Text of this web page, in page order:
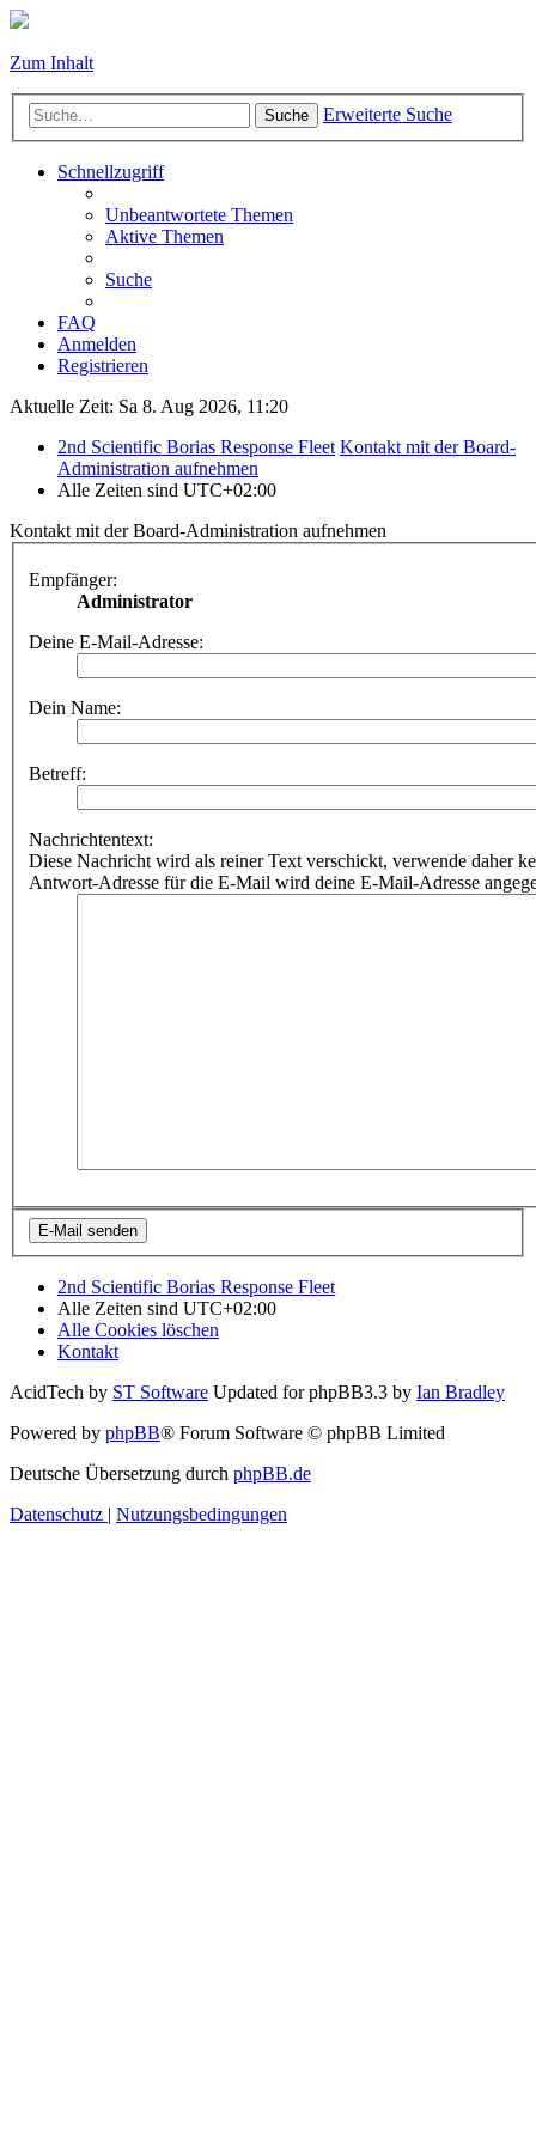
Zum Inhalt
Suche Erweiterte Suche
Schnellzugriff
Unbeantwortete Themen
Aktive Themen
Suche
FAQ
Anmelden
Registrieren
Aktuelle Zeit: Sa 8. Aug 2026, 11:20
2nd Scientific Borias Response Fleet Kontakt mit der Board-
Administration aufnehmen
Alle Zeiten sind UTC+02:00
Kontakt mit der Board-Administration aufnehmen
Empfänger:
Administrator
Deine E-Mail-Adresse:
Dein Name:
Betreff:
Nachrichtentext:
Diese Nachricht wird als reiner Text verschickt, verwende daher
Antwort-Adresse für die E-Mail wird deine E-Mail-Adresse
2nd Scientific Borias Response Fleet
Alle Zeiten sind UTC+02:00
Alle Cookies löschen
Kontakt
AcidTech by ST Software Updated for phpBB3.3 by Ian Bradley
Powered by phpBB® Forum Software © phpBB Limited
Deutsche Übersetzung durch phpBB.de
Datenschutz | Nutzungsbedingungen